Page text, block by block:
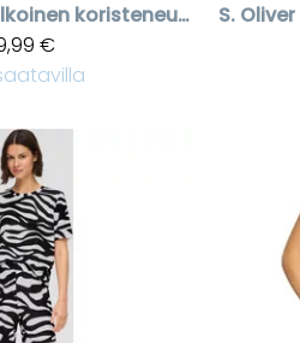
Punavalkoinen koristeneulottu neuletakki
€
S. Oliver